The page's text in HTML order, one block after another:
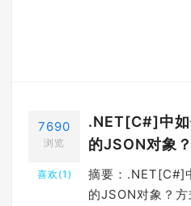
7690
浏览
喜欢(1 )
.NET[C#]中如
的JSON对象？
摘要：.NET[C#]
的JSON对象？方